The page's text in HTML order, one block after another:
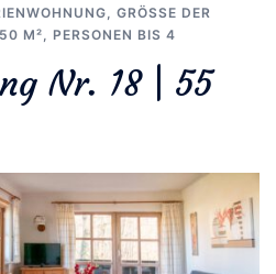
GRÖSSE DER W
M² PERSONEN BIS 4
Nr. 18 | 55